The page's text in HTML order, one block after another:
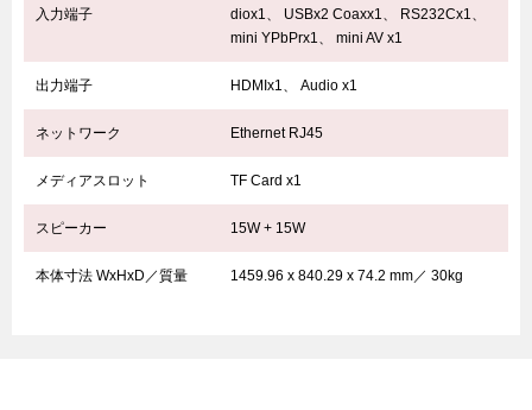
入力端子
diox1、 USBx2 Coaxx1、 RS232Cx1、
mini YPbPrx1、 mini AV x1
出力端子 HDMIx1、 Audio x1
ネットワーク Ethernet RJ45
メディアスロット TF Card x1
スピーカー 15W + 15W
本体寸法 WxHxD／質量 1459.96 x 840.29 x 74.2 mm／ 30kg